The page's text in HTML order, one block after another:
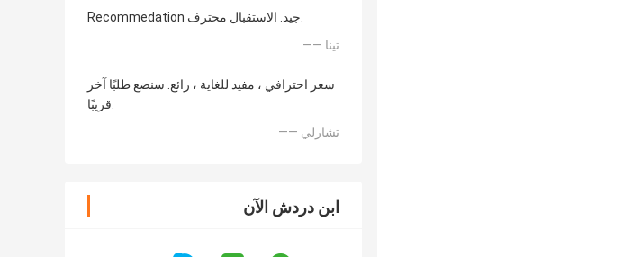
—— تينا
سعر احترافي ، مفيد للغاية ، رائع. سنضع طلبًا آخر
—— تشارلي
ابن دردش الآن